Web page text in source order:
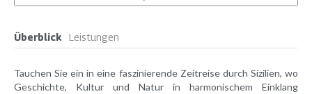
Überblick Leistungen
Tauchen Sie ein in eine faszinierende Zeitreise durch Sizilien, wo
Geschichte, Kultur und Natur in harmonischem Einklang